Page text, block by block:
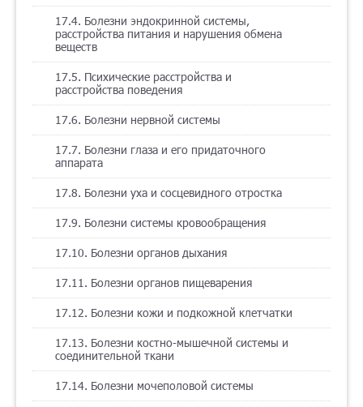
17.4. Болезни эндокринной системы,
расстройства питания и нарушения обмена
веществ
17.5. Психические расстройства и
расстройства поведения
17.6. Болезни нервной системы
17.7. Болезни глаза и его придаточного
аппарата
17.8. Болезни уха и сосцевидного отростка
17.9. Болезни системы кровообращения
17.10. Болезни органов дыхания
17.11. Болезни органов пищеварения
17.12. Болезни кожи и подкожной клетчатки
17.13. Болезни костно-мышечной системы и
соединительной ткани
17.14. Болезни мочеполовой системы